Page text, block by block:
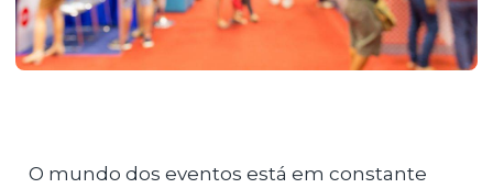
O mundo dos eventos está em constante